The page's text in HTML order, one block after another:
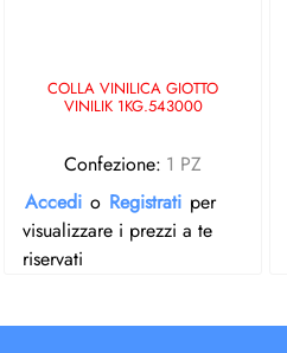
COLLA VINILICA GIOTTO
VINILIK 1KG.543000
Confezione: 1 PZ
Accedi o Registrati per
visualizzare i prezzi a te
riservati